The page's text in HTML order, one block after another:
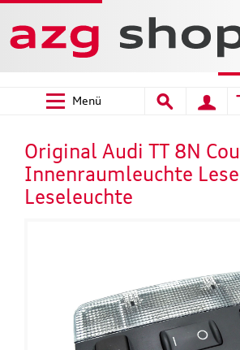
Menü
Original Audi TT 8N
Innenraumleuchte
Leseleuchte